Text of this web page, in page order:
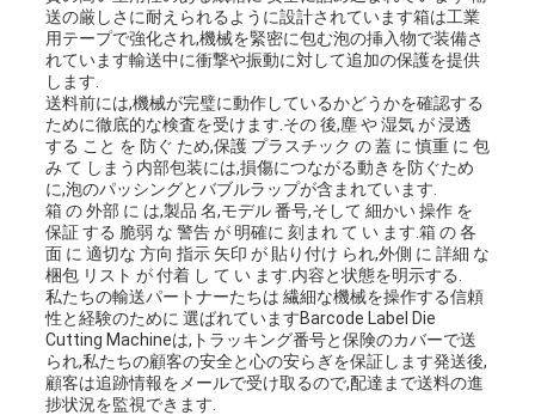
送の厳しさに耐えられるように設計されています箱は工業
用テープで強化され,機械を緊密に包む泡の挿入物で装備さ
れています輸送中に衝撃や振動に対して追加の保護を提供
します.
送料前には,機械が完璧に動作しているかどうかを確認する
ために徹底的な検査を受けます.その 後,塵 や 湿気 が 浸透
する こと を 防ぐ ため,保護 プラスチック の 蓋 に 慎重 に 包
み て しまう内部包装には,損傷につながる動きを防ぐため
に,泡のパッシングとバブルラップが含まれています.
箱 の 外部 に は,製品 名,モデル 番号,そして 細かい 操作 を
保証 する 脆弱 な 警告 が 明確に 刻まれ て い ます.箱 の 各
面 に 適切な 方向 指示 矢印 が 貼り付け られ,外側 に 詳細 な
梱包 リスト が 付着 し て い ます.内容と状態を明示する.
私たちの輸送パートナーたちは 繊細な機械を操作する信頼
性と経験のために 選ばれていますBarcode Label Die
Cutting Machineは,トラッキング番号と保険のカバーで送
られ,私たちの顧客の安全と心の安らぎを保証します発送後,
顧客は追跡情報をメールで受け取るので,配達まで送料の進
捗状況を監視できます.